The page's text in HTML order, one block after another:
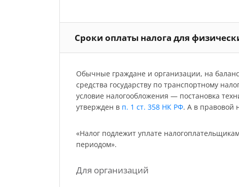
Сроки оплаты налога для
Обычные граждане и организации, на
средства государству по транспортному
условие налогообложения — постановка
утвержден в п. 1 ст. 358 НК РФ. А в правовой
«Налог подлежит уплате
периодом».
Для организаций